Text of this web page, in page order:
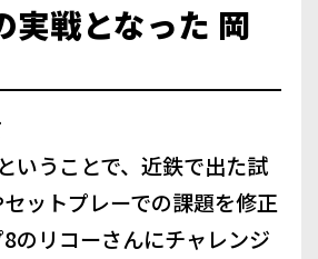
実戦となった 岡
いうことで、近鉄で出た試
ットプレーでの課題を修正
のリコーさんにチャレンジ